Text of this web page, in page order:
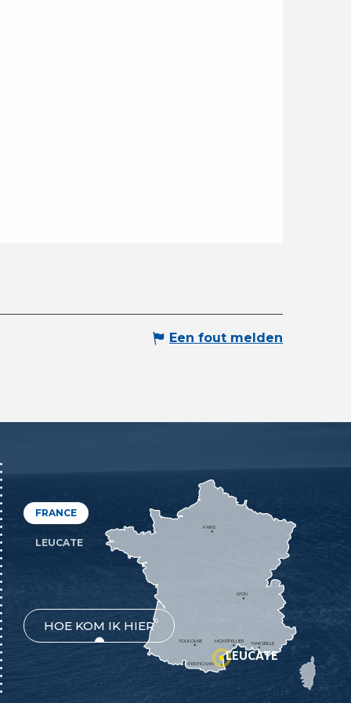
Een fout melden
FRANCE
LEUCATE
HOE KOM IK HIER
MONTPELLIER
PERPIGNAN
MARSEILLE
TOULOUSE
LYON
PARIS
LEUCATE